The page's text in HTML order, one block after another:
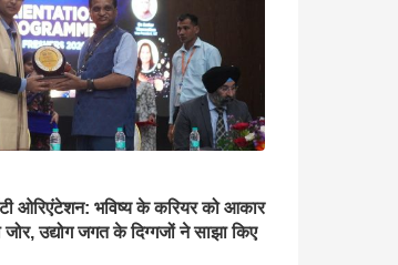
ओरिएंटेशन: भविष्य के करियर को आकार
उद्योग जगत के दिग्गजों ने साझा किए